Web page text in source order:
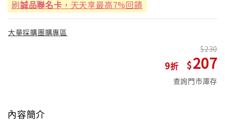
刷誠品聯名卡 ，天天享最高7%回饋
大量採購團購專區
9
230
207
查詢門市庫存
內容簡介